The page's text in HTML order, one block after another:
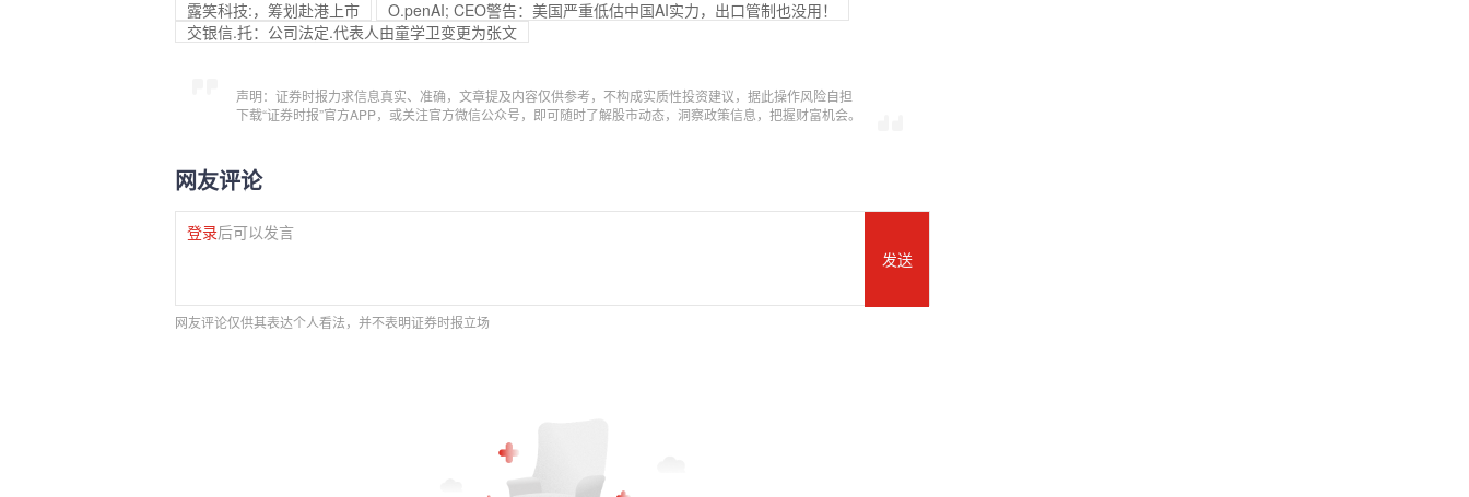
露笑科技:，筹划赴港上市
O.penAI; CEO警告：美国严重低估中国AI实力，出口管制也没用！
交银信.托：公司法定.代表人由童学卫变更为张文
声明：证券时报力求信息真实、准确，文章提及内容仅供参考，不构成实质性投资建议，据此操作风险自担
下载“证券时报”官方APP，或关注官方微信公众号，即可随时了解股市动态，洞察政策信息，把握财富机会。
网友评论
登录后可以发言
发送
网友评论仅供其表达个人看法，并不表明证券时报立场